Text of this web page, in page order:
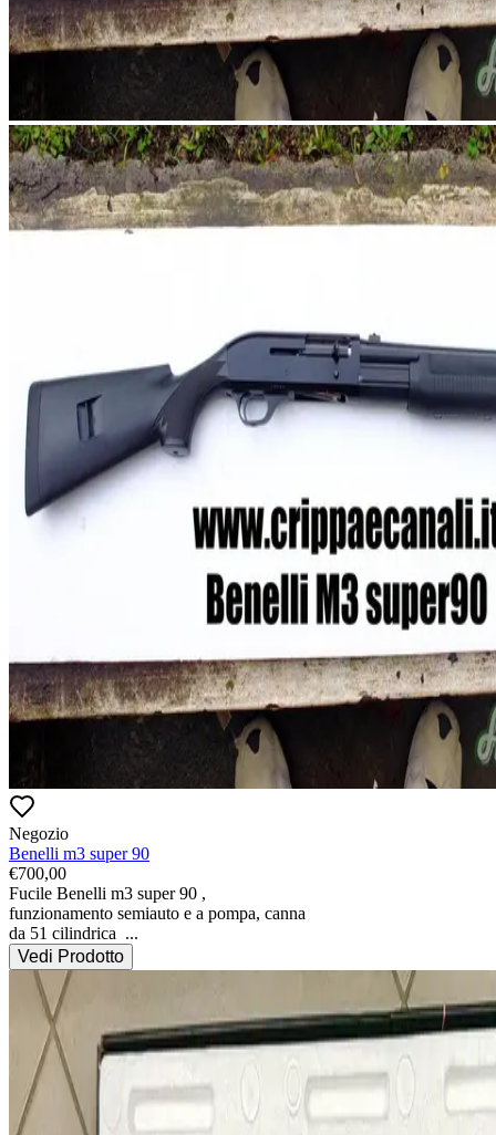
Negozio
Benelli m3 super 90
€700,00
Fucile Benelli m3 super 90 ,
funzionamento semiauto e a pompa, canna
da 51 cilindrica ...
Vedi Prodotto